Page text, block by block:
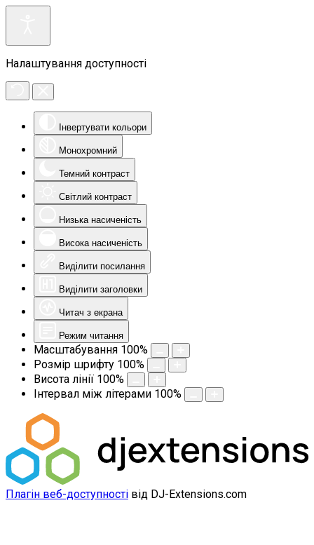
Налаштування доступності
Інвертувати кольори
Монохромний
Темний контраст
Світлий контраст
Низька насиченість
Висока насиченість
Виділити посилання
Виділити заголовки
Читач з екрана
Режим читання
Масштабування 100%
Розмір шрифту 100%
Висота лінії 100%
Інтервал між літерами 100%
Плагін веб-доступності від DJ-Extensions.com